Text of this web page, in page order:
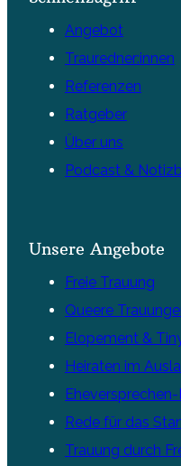
Angebot
Trauredner:innen
Referenzen
Ratgeber
Über uns
Podcast &
Unsere Angebote
Freie Trauung
Queere
Elopement &
Heiraten im
Rede für das
Trauung durch